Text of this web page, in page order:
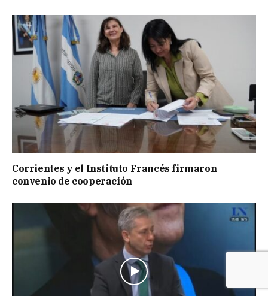
Corrientes y el Instituto Francés firmaron
convenio de cooperación